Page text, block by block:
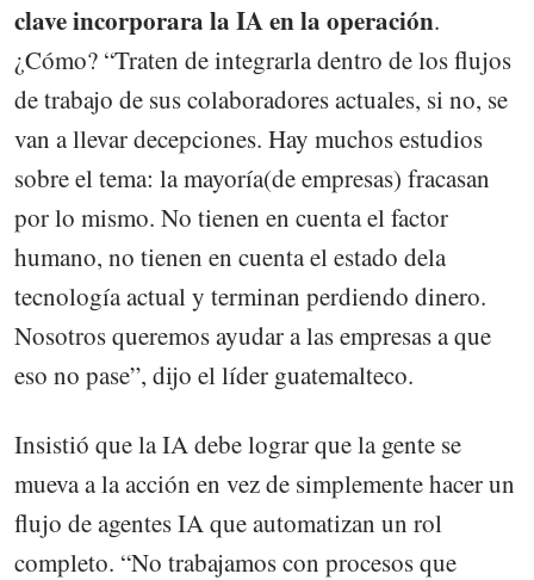
clave incorporara la IA en la operación.
¿Cómo? “Traten de integrarla dentro de los flujos
de trabajo de sus colaboradores actuales, si no, se
van a llevar decepciones. Hay muchos estudios
sobre el tema: la mayoría(de empresas) fracasan
por lo mismo. No tienen en cuenta el factor
humano, no tienen en cuenta el estado dela
tecnología actual y terminan perdiendo dinero.
Nosotros queremos ayudar a las empresas a que
eso no pase”, dijo el líder guatemalteco.
Insistió que la IA debe lograr que la gente se
mueva a la acción en vez de simplemente hacer un
flujo de agentes IA que automatizan un rol
completo. “No trabajamos con procesos que